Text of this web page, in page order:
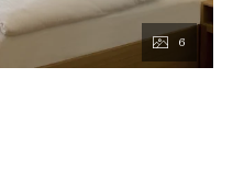
und Frühaufsteher
an unserer Bar.
6